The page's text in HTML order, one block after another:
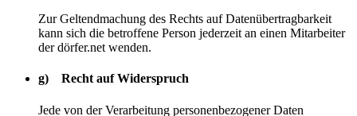
Zur Geltendmachung des Rechts auf Datenübertragbarkeit
kann sich die betroffene Person jederzeit an einen Mitarbeiter
der dörfer.net wenden.
g) Recht auf Widerspruch
Jede von der Verarbeitung personenbezogener Daten